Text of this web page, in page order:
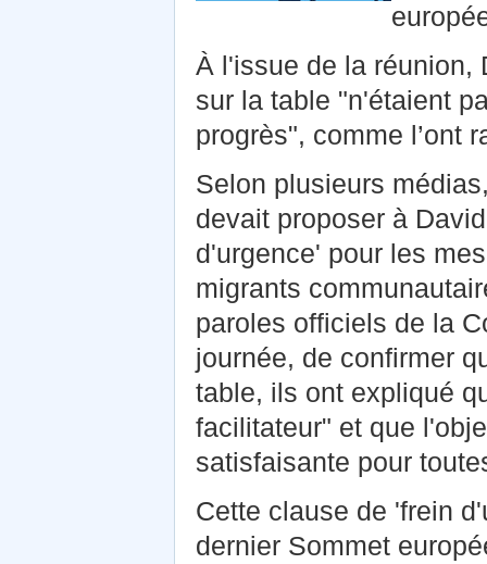
À l'issue de la réunion,
sur la table "n'étaient
progrès", comme l’ont
Selon plusieurs
devait proposer à
d'urgence' pour les
migrants
paroles officiels de la
journée, de confirmer
table, ils ont expliqué
facilitateur" et que
satisfaisante pour
Cette clause de 'frein
dernier Sommet